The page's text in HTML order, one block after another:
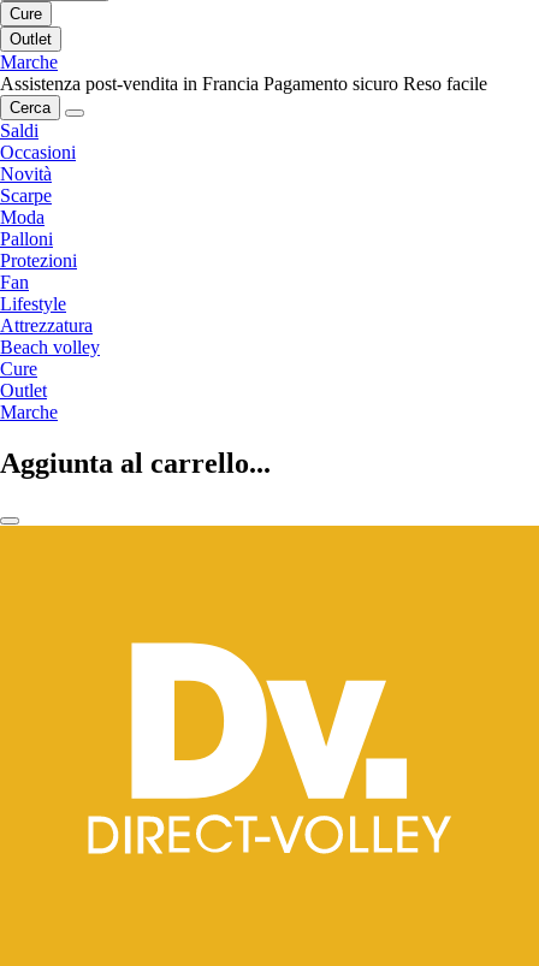
Cure
Outlet
Marche
Assistenza post-vendita in Francia Pagamento sicuro Reso facile
Cerca
Saldi
Occasioni
Novità
Scarpe
Moda
Palloni
Protezioni
Fan
Lifestyle
Attrezzatura
Beach volley
Cure
Outlet
Marche
Aggiunta al carrello...